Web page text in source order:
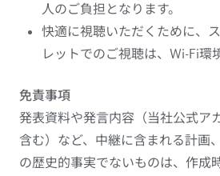
人のご負担となります。
快適に視聴いただくために、
レットでのご視聴は、Wi-Fi環
免責事項
発表資料や発言内容（当社公式ア
含む）など、中継に含まれる計画
の歴史的事実でないものは、作成